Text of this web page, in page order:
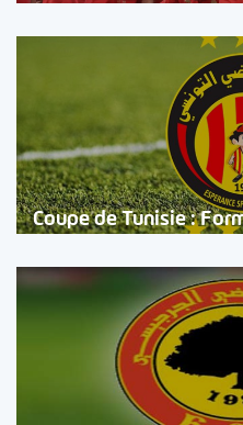
Coupe de Tunisie :